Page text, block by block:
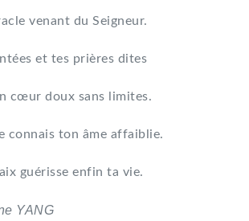
venant du Seigneur.
et tes prières dites
cœur doux sans limites.
connais ton âme affaiblie.
guérisse enfin ta vie.
YANG